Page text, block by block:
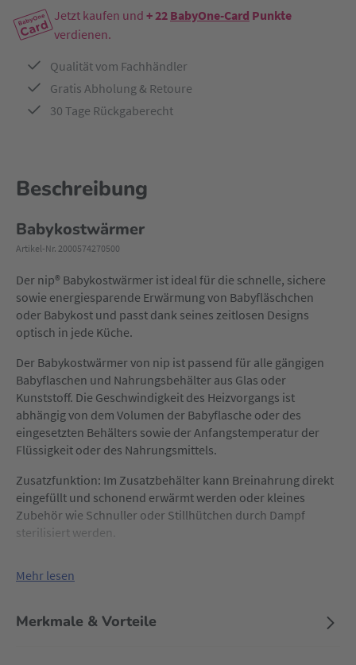
Jetzt kaufen und + 22 BabyOne-Card Punkte
verdienen.
Qualität vom Fachhändler
Gratis Abholung & Retoure
30 Tage Rückgaberecht
Beschreibung
Babykostwärmer
Artikel-Nr. 2000574270500
Der nip® Babykostwärmer ist ideal für die schnelle, sichere
sowie energiesparende Erwärmung von Babyfläschchen
oder Babykost und passt dank seines zeitlosen Designs
optisch in jede Küche.
Der Babykostwärmer von nip ist passend für alle gängigen
Babyflaschen und Nahrungsbehälter aus Glas oder
Kunststoff. Die Geschwindigkeit des Heizvorgangs ist
abhängig von dem Volumen der Babyflasche oder des
eingesetzten Behälters sowie der Anfangstemperatur der
Flüssigkeit oder des Nahrungsmittels.
Zusatzfunktion: Im Zusatzbehälter kann Breinahrung direkt
eingefüllt und schonend erwärmt werden oder kleines
Zubehör wie Schnuller oder Stillhütchen durch Dampf
sterilisiert werden.
Mehr lesen
Merkmale & Vorteile